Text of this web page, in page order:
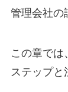
管理会社の
この章では
ステップと